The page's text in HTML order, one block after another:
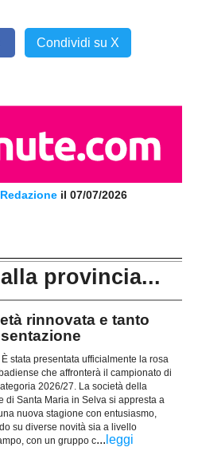
Condividi su X
il 07/07/2026
provincia...
rinnovata e tanto
È stata presentata ufficialmente la rosa
che affronterà il campionato di
2026/27. La società della
di Santa Maria in Selva si appresta a
nuova stagione con entusiasmo,
su diverse novità sia a livello
con un gruppo c... leggi